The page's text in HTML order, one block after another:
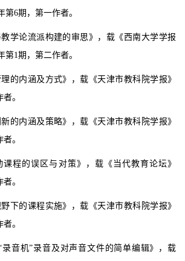
第6期，第一作者。
教学论流派构建的审思》，载《西南大学学报
第1期，第二作者。
理的内涵及方式》，载《天津市教科院学报》
。
新的内涵及策略》，载《天津市教科院学报》
。
课程的误区与对策》，载《当代教育论坛》
。
野下的课程实施》，载《天津市教科院学报》
。
录音机”录音及对声音文件的简单编辑》，载